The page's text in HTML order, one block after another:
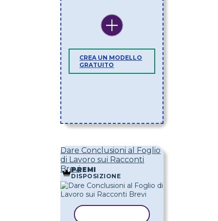
CREA UN MODELLO
GRATUITO
Dare Conclusioni al Foglio
di Lavoro sui Racconti
BreviPREMI
DISPOSIZIONE